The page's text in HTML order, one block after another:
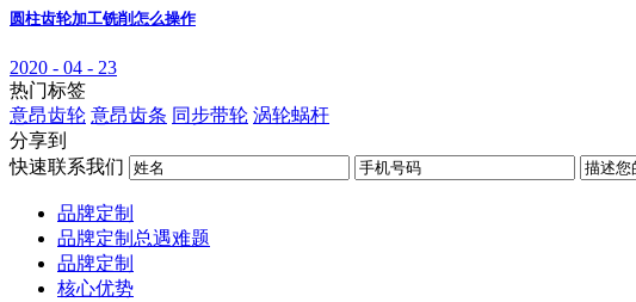
圆柱齿轮加工铣削怎么操作
2020 - 04 - 23
热门标签
意昂齿轮 意昂齿条 同步带轮 涡轮蜗杆
分享到
快速联系我们
品牌定制
品牌定制总遇难题
品牌定制
核心优势